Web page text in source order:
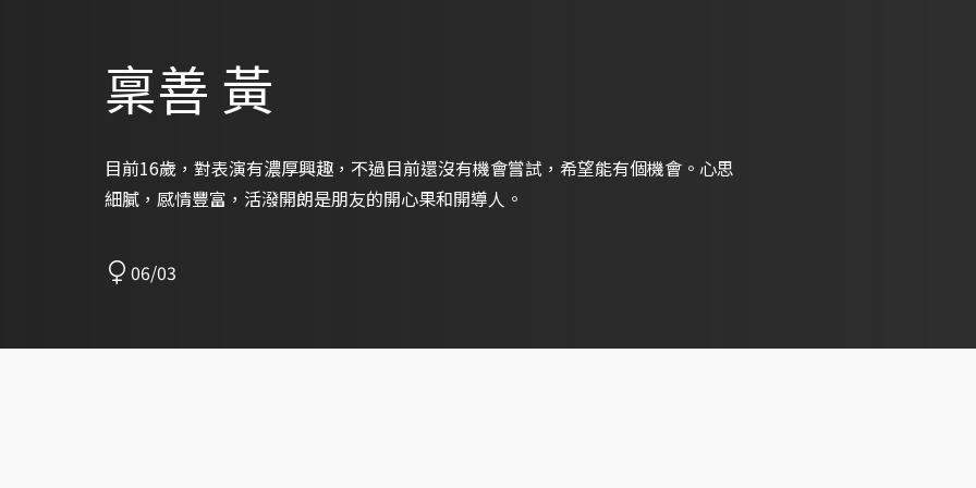
稟善 黃
目前16歲，對表演有濃厚興趣，不過目前還沒有機會嘗試，希望能有個機會。心思
細膩，感情豐富，活潑開朗是朋友的開心果和開導人。
06/03